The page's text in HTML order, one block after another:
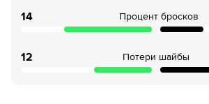
14 Процент бросков
12 Потери шайбы